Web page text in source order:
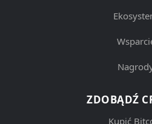
ZDOBĄDŹ
Kupić